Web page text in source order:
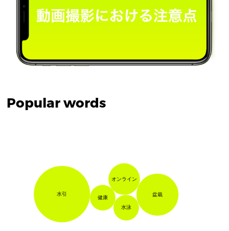
Popular words
水泳
健康
オンライン
盆栽
水引